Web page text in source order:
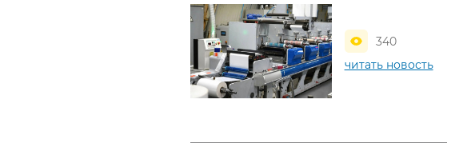
340
читать новость